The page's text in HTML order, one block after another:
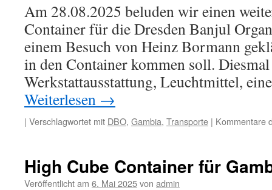
Am 28.08.2025 beluden wir einen
Container für die Dresden Banjul
einem Besuch von Heinz Bormann
in den Container kommen soll.
Werkstattausstattung, Leuchtmittel,
Weiterlesen →
| Verschlagwortet mit DBO, Gambia, Transporte | Kommentare
High Cube Container für
Veröffentlicht am 6. Mai 2025von admin